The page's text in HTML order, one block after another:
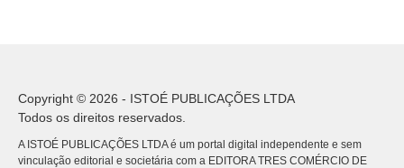
Copyright © 2026 - ISTOÉ PUBLICAÇÕES LTDA
Todos os direitos reservados.
A ISTOÉ PUBLICAÇÕES LTDA é um portal digital independente e sem
vinculação editorial e societária com a EDITORA TRES COMÉRCIO DE